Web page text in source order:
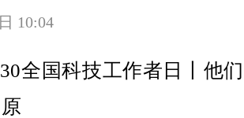
10:04
国科技工作者日丨他